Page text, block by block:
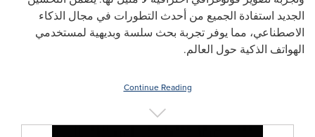
الجديد استفادة الجميع من أحدث التطورات في مجال الذكاء
الاصطناعي، مما يوفر تجربة بحث سلسة وبديهية لمستخدمي
الهواتف الذكية حول العالم.
Continue Reading